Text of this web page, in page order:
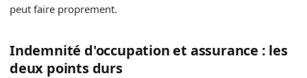
peut faire proprement.
Indemnité d'occupation et assurance : les
deux points durs